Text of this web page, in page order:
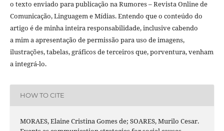
o texto enviado para publicação na Rumores – Revista Online de
Comunicação, Linguagem e Mídias. Entendo que o conteúdo do
artigo é de minha inteira responsabilidade, inclusive cabendo
a mim a apresentação de permissão para uso de imagens,
ilustrações, tabelas, gráficos de terceiros que, porventura, venham
a integrá-lo.
HOW TO CITE
MORAES, Elaine Cristina Gomes de; SOARES, Murilo Cesar.